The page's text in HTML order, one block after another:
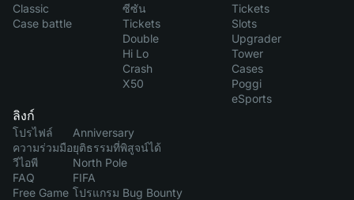
Classic
Case battle
ซีซัน
Tickets
Double
Hi Lo
Crash
X50
Tickets
Slots
Upgrader
Tower
Cases
Poggi
eSports
ลิงก์
โปรไฟล์
ความร่วมมือ
วีไอพี
FAQ
Free Game
Anniversary
ยุติธรรมที่พิสูจน์ได้
North Pole
FIFA
โปรแกรม Bug Bounty